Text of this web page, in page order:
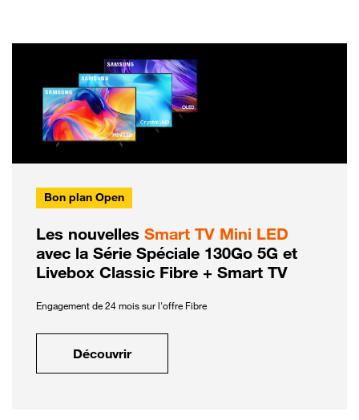
Bon plan Open
Les nouvelles Smart TV Mini LED
avec la Série Spéciale 130Go 5G et
Livebox Classic Fibre + Smart TV
Engagement de 24 mois sur l'offre Fibre
Découvrir